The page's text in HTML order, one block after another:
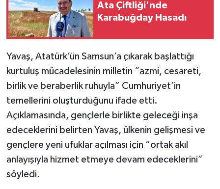
Ata Çiftliği'nde
Karabuğday Hasadı
Yavaş, Atatürk’ün Samsun’a çıkarak başlattığı
kurtuluş mücadelesinin milletin “azmi, cesareti,
birlik ve beraberlik ruhuyla” Cumhuriyet’in
temellerini oluşturduğunu ifade etti.
Açıklamasında, gençlerle birlikte geleceği inşa
edeceklerini belirten Yavaş, ülkenin gelişmesi ve
gençlere yeni ufuklar açılması için “ortak akıl
anlayışıyla hizmet etmeye devam edeceklerini”
söyledi.